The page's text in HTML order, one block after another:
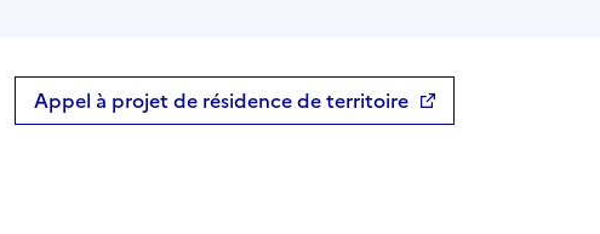
Appel à projet de résidence de territoire